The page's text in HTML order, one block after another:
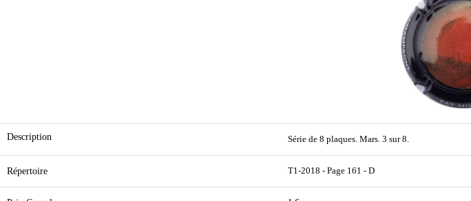
Description Série de 8 plaques. Mars. 3 sur 8.
Répertoire T1-2018 - Page 161 - D